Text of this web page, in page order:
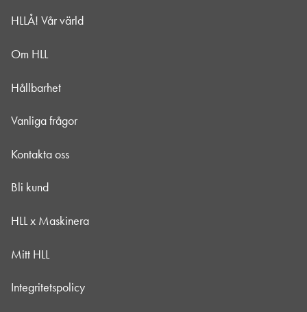
HLLÅ! Vår värld
Om HLL
Hållbarhet
Vanliga frågor
Kontakta oss
Bli kund
HLL x Maskinera
Mitt HLL
Integritetspolicy